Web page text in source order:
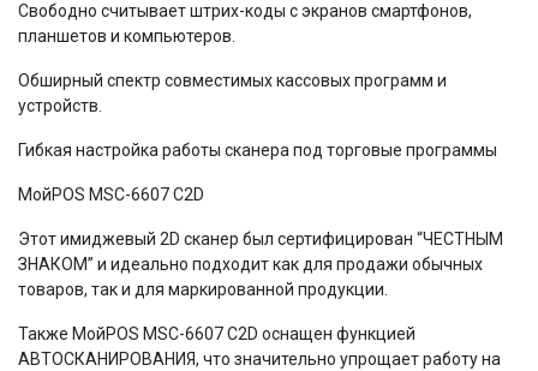
Свободно считывает штрих-коды с экранов смартфонов,
планшетов и компьютеров.
Обширный спектр совместимых кассовых программ и
устройств.
Гибкая настройка работы сканера под торговые программы
МойPOS MSC-6607 C2D
Этот имиджевый 2D сканер был сертифицирован “ЧЕСТНЫМ
ЗНАКОМ” и идеально подходит как для продажи обычных
товаров, так и для маркированной продукции.
Также МойPOS MSC-6607 C2D оснащен функцией
АВТОСКАНИРОВАНИЯ, что значительно упрощает работу на